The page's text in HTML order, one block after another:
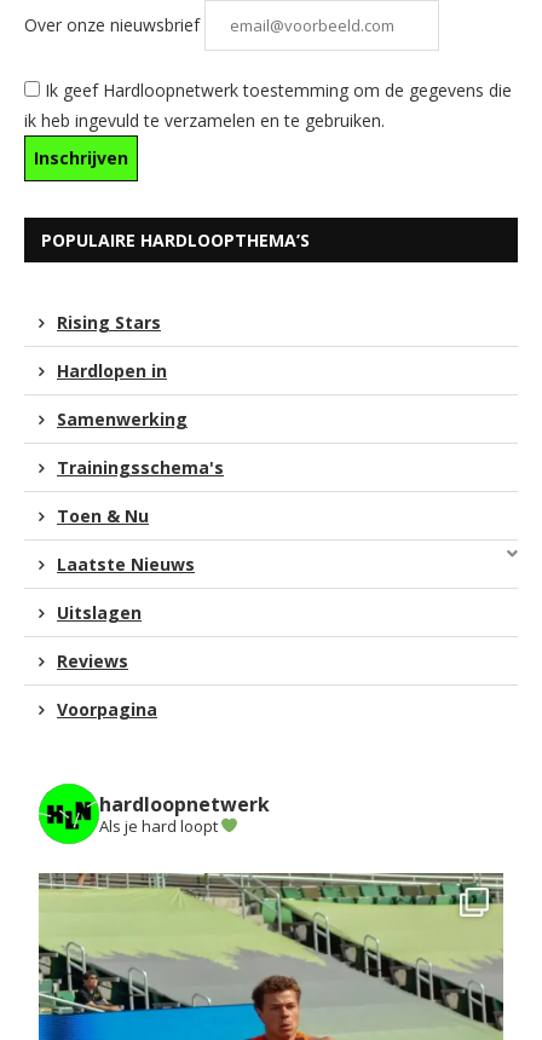
Over onze nieuwsbrief
Ik geef Hardloopnetwerk toestemming om de gegevens die
ik heb ingevuld te verzamelen en te gebruiken.
POPULAIRE HARDLOOPTHEMA’S
Rising Stars
Hardlopen in
Samenwerking
Trainingsschema's
Toen & Nu
Laatste Nieuws
Uitslagen
Reviews
Voorpagina
hardloopnetwerk
Als je hard loopt